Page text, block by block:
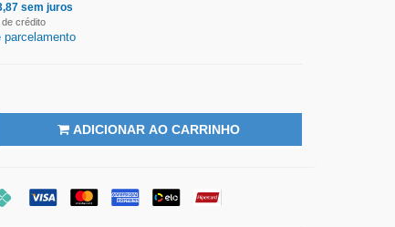
sem juros
crédito
parcelamento
ADICIONAR AO CARRINHO